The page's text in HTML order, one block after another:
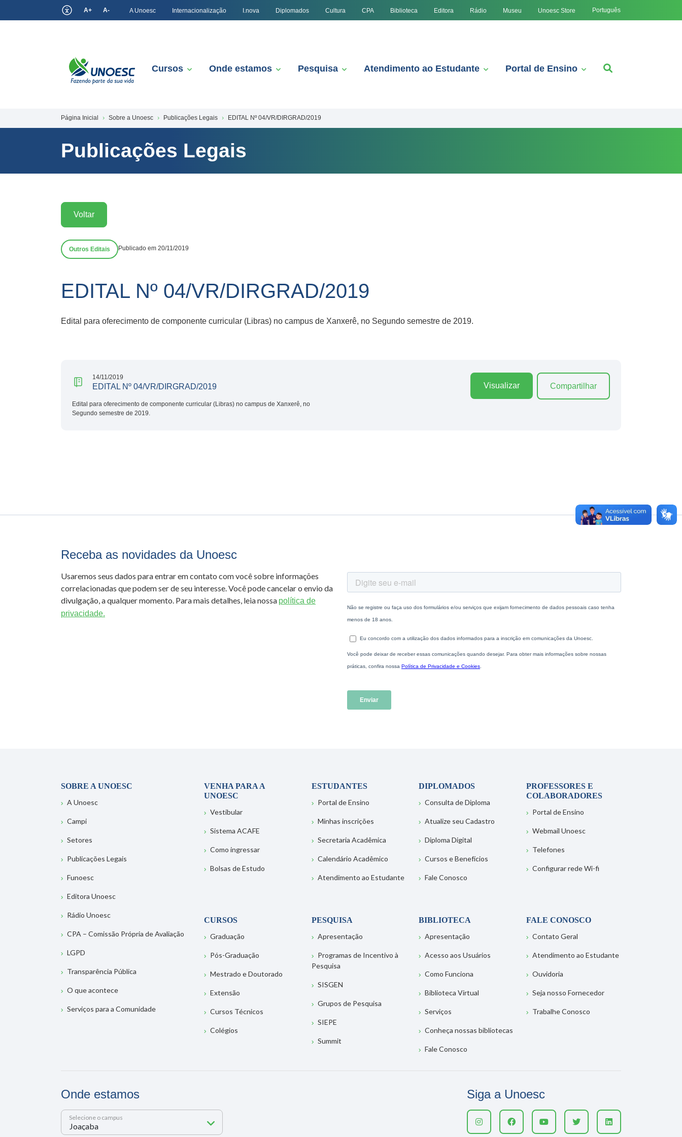
A+ A- A Unoesc Internacionalização I.nova Diplomados Cultura CPA Biblioteca Editora Rádio Museu Unoesc Store Português
Cursos Onde estamos Pesquisa Atendimento ao Estudante Portal de Ensino
Página Inicial Sobre a Unoesc Publicações Legais EDITAL Nº 04/VR/DIRGRAD/2019
Publicações Legais
Voltar
Outros Editais Publicado em 20/11/2019
EDITAL Nº 04/VR/DIRGRAD/2019
Edital para oferecimento de componente curricular (Libras) no campus de Xanxerê, no Segundo semestre de 2019.
14/11/2019
EDITAL Nº 04/VR/DIRGRAD/2019
Edital para oferecimento de componente curricular (Libras) no campus de Xanxerê, no
Segundo semestre de 2019.
Visualizar Compartilhar
Receba as novidades da Unoesc
Usaremos seus dados para entrar em contato com você sobre informações
correlacionadas que podem ser de seu interesse. Você pode cancelar o envio da
divulgação, a qualquer momento. Para mais detalhes, leia nossa política de
privacidade.
SOBRE A UNOESC
A Unoesc
Campi
Setores
Publicações Legais
Funoesc
Editora Unoesc
Rádio Unoesc
CPA – Comissão Própria de Avaliação
LGPD
Transparência Pública
O que acontece
Serviços para a Comunidade
VENHA PARA A
UNOESC
Vestibular
Sistema ACAFE
Como ingressar
Bolsas de Estudo
ESTUDANTES
Portal de Ensino
Minhas inscrições
Secretaria Acadêmica
Calendário Acadêmico
Atendimento ao Estudante
DIPLOMADOS
Consulta de Diploma
Atualize seu Cadastro
Diploma Digital
Cursos e Benefícios
Fale Conosco
PROFESSORES E
COLABORADORES
Portal de Ensino
Webmail Unoesc
Telefones
Configurar rede Wi-fi
CURSOS
Graduação
Pós-Graduação
Mestrado e Doutorado
Extensão
Cursos Técnicos
Colégios
PESQUISA
Apresentação
Programas de Incentivo à
Pesquisa
SISGEN
Grupos de Pesquisa
SIEPE
Summit
BIBLIOTECA
Apresentação
Acesso aos Usuários
Como Funciona
Biblioteca Virtual
Serviços
Conheça nossas bibliotecas
Fale Conosco
FALE CONOSCO
Contato Geral
Atendimento ao Estudante
Ouvidoria
Seja nosso Fornecedor
Trabalhe Conosco
Onde estamos
Selecione o campus
Siga a Unoesc